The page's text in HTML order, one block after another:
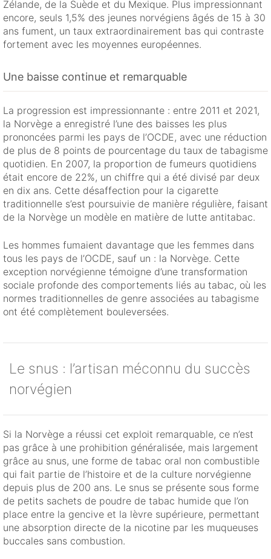
Zélande, de la Suède et du Mexique. Plus impressionnant
encore, seuls 1,5% des jeunes norvégiens âgés de 15 à 30
ans fument, un taux extraordinairement bas qui contraste
fortement avec les moyennes européennes.
Une baisse continue et remarquable
La progression est impressionnante : entre 2011 et 2021,
la Norvège a enregistré l’une des baisses les plus
prononcées parmi les pays de l’OCDE, avec une réduction
de plus de 8 points de pourcentage du taux de tabagisme
quotidien. En 2007, la proportion de fumeurs quotidiens
était encore de 22%, un chiffre qui a été divisé par deux
en dix ans. Cette désaffection pour la cigarette
traditionnelle s’est poursuivie de manière régulière, faisant
de la Norvège un modèle en matière de lutte antitabac.
Les hommes fumaient davantage que les femmes dans
tous les pays de l’OCDE, sauf un : la Norvège. Cette
exception norvégienne témoigne d’une transformation
sociale profonde des comportements liés au tabac, où les
normes traditionnelles de genre associées au tabagisme
ont été complètement bouleversées.
Le snus : l’artisan méconnu du succès
norvégien
Si la Norvège a réussi cet exploit remarquable, ce n’est
pas grâce à une prohibition généralisée, mais largement
grâce au snus, une forme de tabac oral non combustible
qui fait partie de l’histoire et de la culture norvégienne
depuis plus de 200 ans. Le snus se présente sous forme
de petits sachets de poudre de tabac humide que l’on
place entre la gencive et la lèvre supérieure, permettant
une absorption directe de la nicotine par les muqueuses
buccales sans combustion.